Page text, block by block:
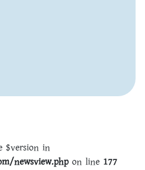
$version in
newsview.phpon line 177